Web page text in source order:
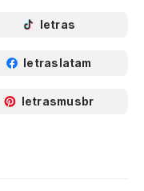
letras
letraslatam
letrasmusbr